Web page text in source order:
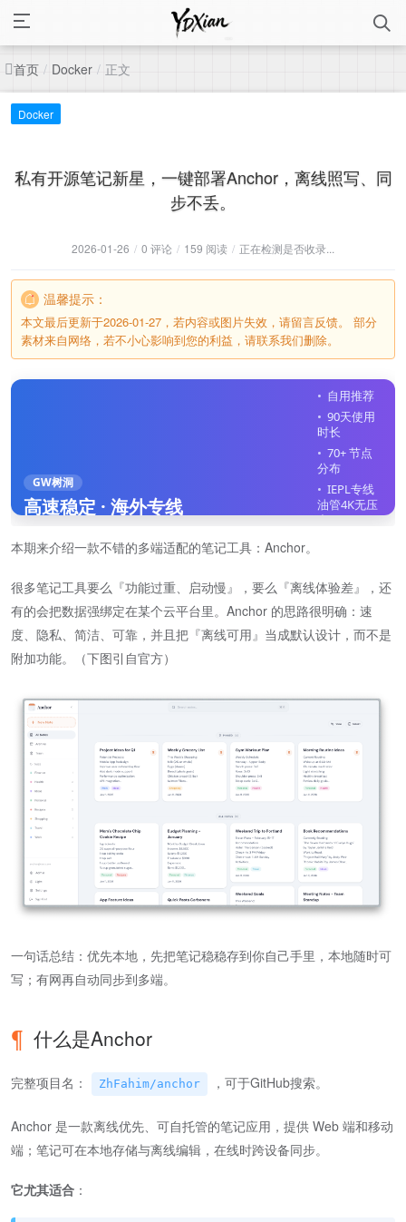
首页 / Docker / 正文
Docker
私有开源笔记新星，一键部署Anchor，离线照写、同
步不丢。
2026-01-26 / 0 评论 / 159 阅读 / 正在检测是否收录...
温馨提示：
本文最后更新于2026-01-27，若内容或图片失效，请留言反馈。 部分
素材来自网络，若不小心影响到您的利益，请联系我们删除。
GW树洞
高速稳定 · 海外专线
自用推荐
90天使用
时长
70+ 节点
分布
IEPL专线
油管4K无压
力
线设备
立即注册
本期来介绍一款不错的多端适配的笔记工具：Anchor。
很多笔记工具要么『功能过重、启动慢』，要么『离线体验差』，还
有的会把数据强绑定在某个云平台里。Anchor 的思路很明确：速
度、隐私、简洁、可靠，并且把『离线可用』当成默认设计，而不是
附加功能。（下图引自官方）
一句话总结：优先本地，先把笔记稳稳存到你自己手里，本地随时可
写；有网再自动同步到多端。
什么是Anchor
完整项目名： ZhFahim/anchor ，可于GitHub搜索。
Anchor 是一款离线优先、可自托管的笔记应用，提供 Web 端和移动
端；笔记可在本地存储与离线编辑，在线时跨设备同步。
它尤其适合 ：